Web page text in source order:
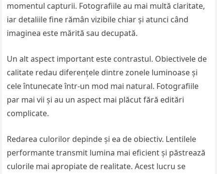
momentul capturii. Fotografiile au mai multă claritate,
iar detaliile fine rămân vizibile chiar și atunci când
imaginea este mărită sau decupată.
Un alt aspect important este contrastul. Obiectivele de
calitate redau diferențele dintre zonele luminoase și
cele întunecate într-un mod mai natural. Fotografiile
par mai vii și au un aspect mai plăcut fără editări
complicate.
Redarea culorilor depinde și ea de obiectiv. Lentilele
performante transmit lumina mai eficient și păstrează
culorile mai apropiate de realitate. Acest lucru se